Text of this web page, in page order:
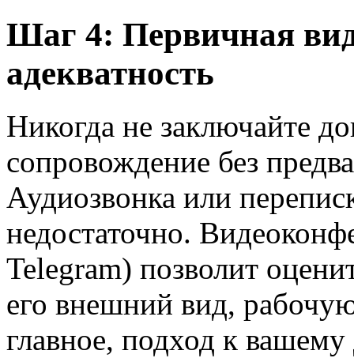
Шаг 4: Первичная
адекватность
Никогда не заключайте
сопровождение без
Аудиозвонка или
недостаточно.
Telegram) позволит
его внешний вид,
главное, подход к вашему